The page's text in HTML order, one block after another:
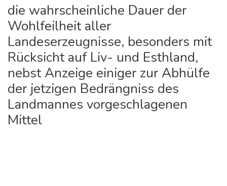
die wahrscheinliche Dauer der
Wohlfeilheit aller
Landeserzeugnisse, besonders mit
Rücksicht auf Liv- und Esthland,
nebst Anzeige einiger zur Abhülfe
der jetzigen Bedrängniss des
Landmannes vorgeschlagenen
Mittel